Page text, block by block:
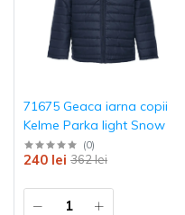
71675 Geaca iarna copii
Kelme Parka light Snow
(0)
362 lei
240 lei